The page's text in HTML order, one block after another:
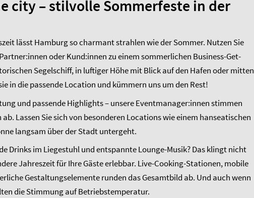
city – stilvolle Sommerfeste in der
lässt Hamburg so charmant strahlen wie der Sommer. Nutzen Sie
oder Kund:innen zu einem sommerlichen Business-Get-
Segelschiff, in luftiger Höhe mit Blick auf den Hafen oder mitten
in die passende Location und kümmern uns um den Rest!
und passende Highlights – unsere Eventmanager:innen stimmen
Lassen Sie sich von besonderen Locations wie einem hanseatischen
langsam über der Stadt untergeht.
Drinks im Liegestuhl und entspannte Lounge-Musik? Das klingt nicht
Jahreszeit für Ihre Gäste erlebbar. Live-Cooking-Stationen, mobile
Gestaltungselemente runden das Gesamtbild ab. Und auch wenn
die Stimmung auf Betriebstemperatur.